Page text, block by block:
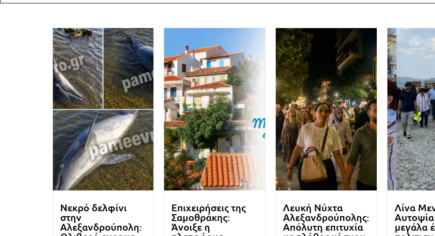
Νεκρό δελφίνι
στην
Αλεξανδρούπολη:
Επιχειρήσεις της
Σαμοθράκης:
Άνοιξε η
Λευκή Νύχτα
Αλεξανδρούπολης:
Απόλυτη επιτυχία
Λίνα
μεγάλα